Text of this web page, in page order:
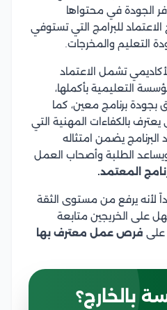
الجودة في محتواها
الاعتماد للبرامج التي تستوفي
التعليم والمخرجات.
تشمل الاعتماد
التعليمية بأكملها،
بجودة برنامج معين، كما
بالكفاءات المهنية التي
البرنامج يضمن امتثاله
ويساعد الطلبة وأصحاب العمل
المعتمد.
لأنه يرفع من مستوى الثقة
على الخريجين متابعة
على فرص عمل معترف بها
بالخارج؟